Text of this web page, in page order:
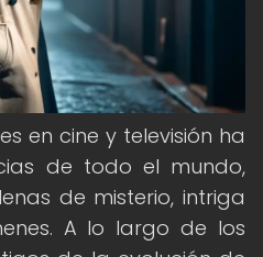
en cine y televisión ha
de todo el mundo,
de misterio, intriga
A lo largo de los